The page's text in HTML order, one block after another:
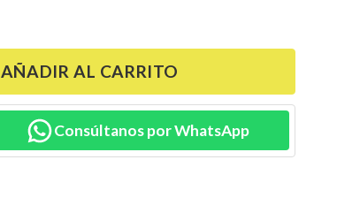
AÑADIR AL CARRITO
Consúltanos por WhatsApp